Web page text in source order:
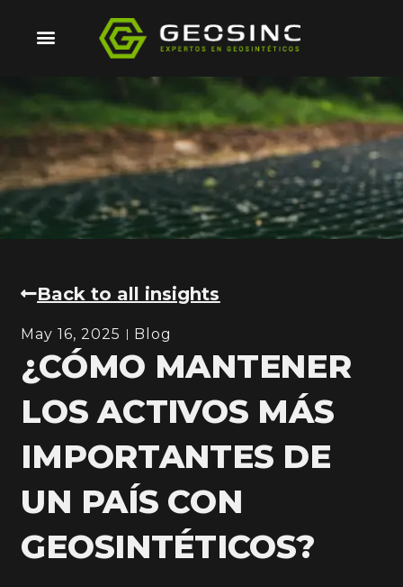
Back to all insights
May 16, 2025 Blog
¿CÓMO MANTENER
LOS ACTIVOS MÁS
IMPORTANTES DE
UN PAÍS CON
GEOSINTÉTICOS?